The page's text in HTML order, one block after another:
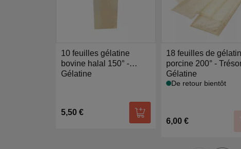
10 feuilles gélatine
bovine halal 150° -
Trésors de Chefs
Gélatine
5,50 €
Ajouter au panier
18 feuilles de
porcine 200° -
de Chefs
Gélatine
De retour bientôt
6,00 €